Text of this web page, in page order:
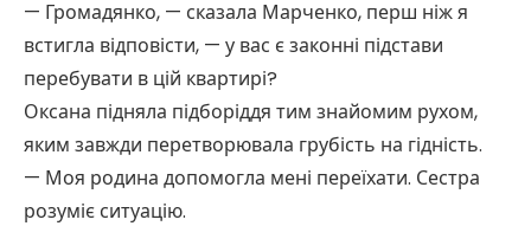
— Громадянко, — сказала Марченко, перш ніж я
встигла відповісти, — у вас є законні підстави
перебувати в цій квартирі?
Оксана підняла підборіддя тим знайомим рухом,
яким завжди перетворювала грубість на гідність.
— Моя родина допомогла мені переїхати. Сестра
розуміє ситуацію.